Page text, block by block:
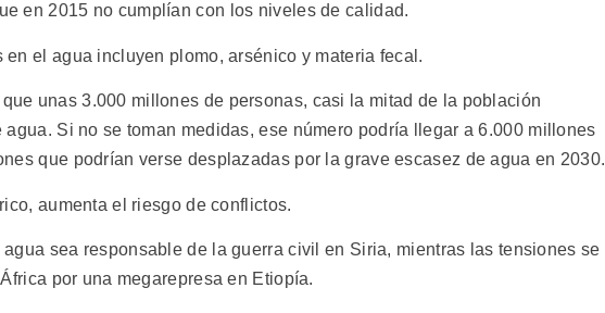
en 2015 no cumplían con los niveles de calidad.
en el agua incluyen plomo, arsénico y materia fecal.
unas 3.000 millones de personas, casi la mitad de la población
Si no se toman medidas, ese número podría llegar a 6.000 millones
que podrían verse desplazadas por la grave escasez de agua en 2030.
aumenta el riesgo de conflictos.
sea responsable de la guerra civil en Siria, mientras las tensiones se
por una megarepresa en Etiopía.